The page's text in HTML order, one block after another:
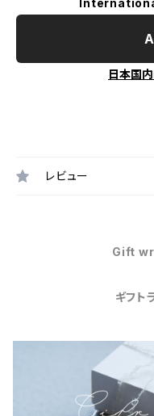
日本国
レビュー
Gift
ギフト